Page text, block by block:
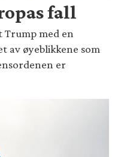
fall
Trump med en
av øyeblikkene som
er